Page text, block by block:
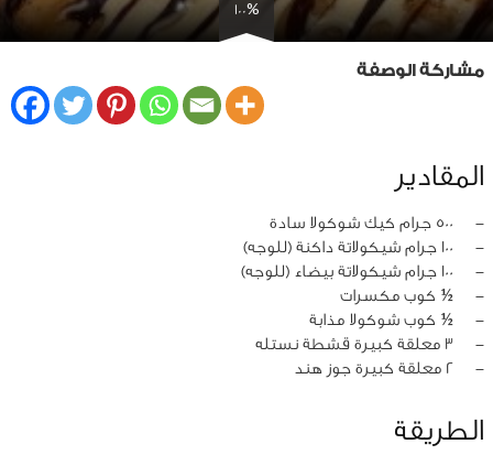
100%
مشاركة الوصفة
المقادير
‏-
500 جرام كيك شوكولا سادة
‏-
100 جرام شيكولاتة داكنة (للوجه)
‏-
100 جرام شيكولاتة بيضاء (للوجه)
‏-
½ كوب مكسرات
‏-
½ كوب شوكولا مذابة
‏-
3 معلقة كبيرة قشطة نستله
‏-
2 معلقة كبيرة جوز هند
الطريقة